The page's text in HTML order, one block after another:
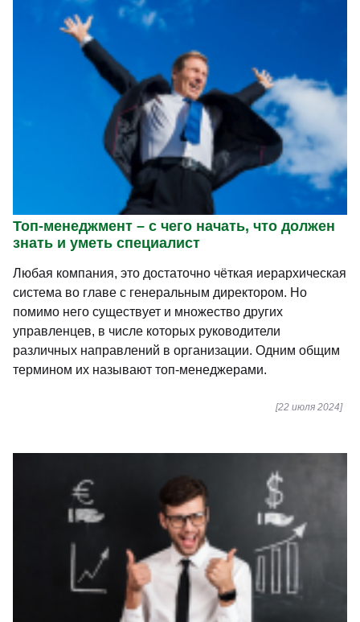
Топ-менеджмент – с чего начать, что должен
знать и уметь специалист
Любая компания, это достаточно чёткая иерархическая
система во главе с генеральным директором. Но
помимо него существует и множество других
управленцев, в числе которых руководители
различных направлений в организации. Одним общим
термином их называют топ-менеджерами.
[22 июля 2024]